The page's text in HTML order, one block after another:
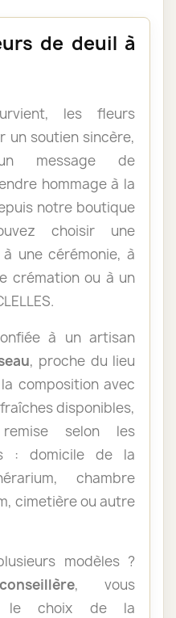
de deuil à
les fleurs
un soutien sincère,
message de
hommage à la
notre boutique
choisir une
une cérémonie, à
crémation ou à un
à un artisan
, proche du lieu
composition avec
disponibles,
selon les
: domicile de la
chambre
cimetière ou autre
modèles ?
, vous
le choix de la